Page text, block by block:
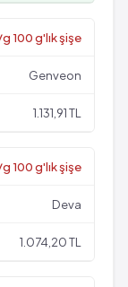
100 g'lık şişe
Genveon
1.131,91 TL
100 g'lık şişe
Deva
1.074,20 TL